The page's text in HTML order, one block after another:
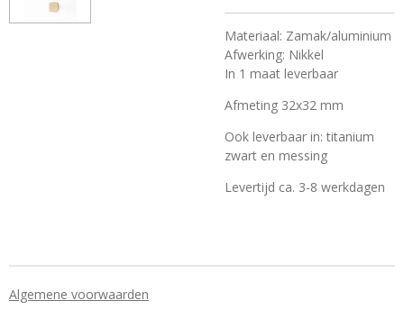
Materiaal: Zamak/aluminium
Afwerking: Nikkel
In 1 maat leverbaar
Afmeting 32x32 mm
Ook leverbaar in: titanium
zwart en messing
Levertijd ca. 3-8 werkdagen
Algemene voorwaarden